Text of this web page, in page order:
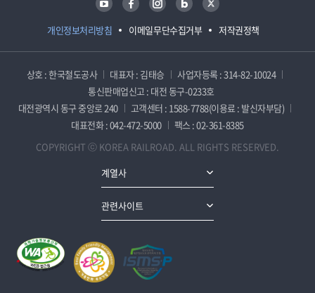
개인정보처리방침 이메일무단수집거부 저작권정책
상호 : 한국철도공사 대표자 : 김태승
사업자등록 : 314-82-10024
통신판매업신고 : 대전 동구-0233호
대전광역시 동구 중앙로 240
고객센터 : 1588-7788(이용료 : 발신자부담)
대표전화 : 042-472-5000
팩스 : 02-361-8385
COPYRIGHT ⓒ KOREA RAILROAD. ALL RIGHTS RESERVED.
계열사
관련사이트